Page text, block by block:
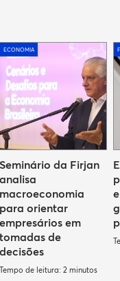
ECONOMIA
Seminário da Firjan
analisa
macroeconomia
para orientar
empresários em
tomadas de
decisões
Tempo de leitura: 2 minutos